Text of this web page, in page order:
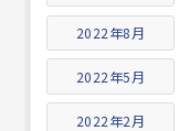
2022年8月
2022年5月
2022年2月